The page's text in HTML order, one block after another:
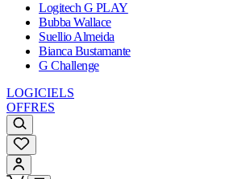
Logitech G PLAY
Bubba Wallace
Suellio Almeida
Bianca Bustamante
G Challenge
LOGICIELS
OFFRES